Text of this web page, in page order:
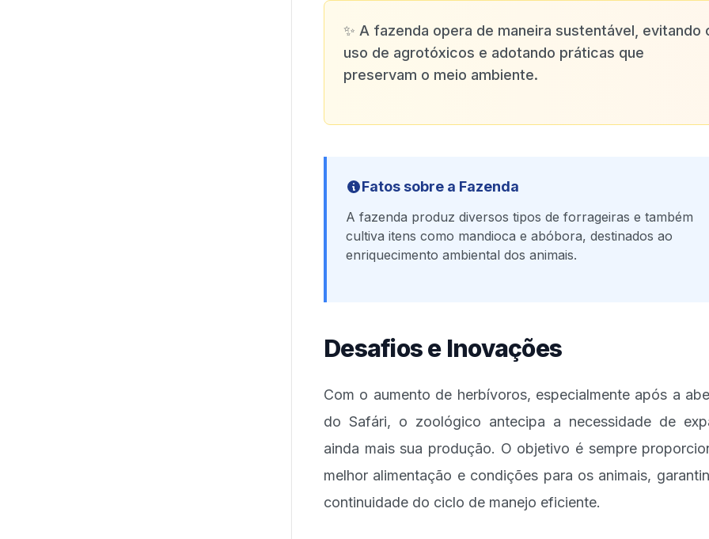
✨ A fazenda opera de maneira sustentável, evitando
uso de agrotóxicos e adotando práticas que
preservam o meio ambiente.
Fatos sobre a Fazenda
A fazenda produz diversos tipos de forrageiras e também
cultiva itens como mandioca e abóbora, destinados ao
enriquecimento ambiental dos animais.
Desafios e Inovações
Com o aumento de herbívoros, especialmente após a
do Safári, o zoológico antecipa a necessidade de
ainda mais sua produção. O objetivo é sempre
melhor alimentação e condições para os animais,
continuidade do ciclo de manejo eficiente.